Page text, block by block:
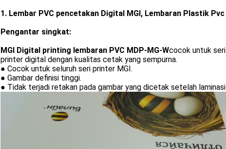
1. Lembar PVC pencetakan Digital MGI, Lembaran Plastik
Pengantar singkat:
MGI Digital printing lembaran PVC MDP-MG-Wcocok untuk
printer digital dengan kualitas cetak yang sempurna.
● Cocok untuk seluruh seri printer MGI.
● Gambar definisi tinggi.
● Tidak terjadi retakan pada gambar yang dicetak setelah